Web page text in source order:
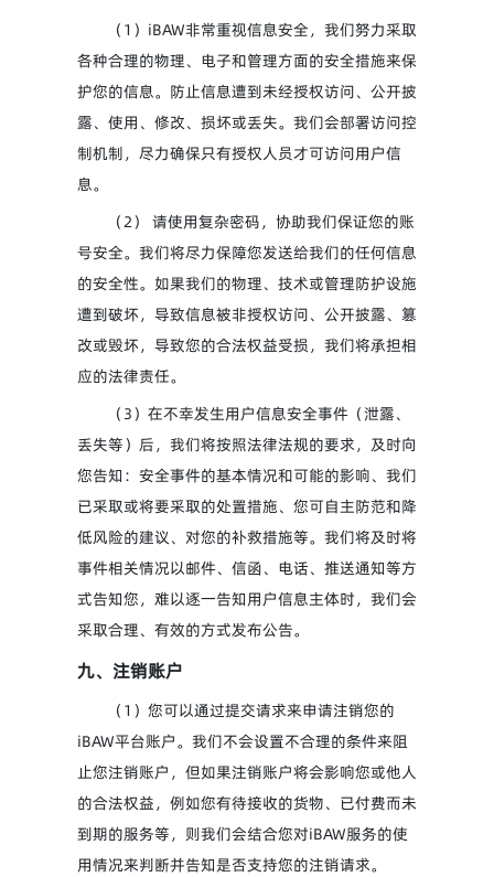
（1）iBAW非常重视信息安全，我们努力采取
各种合理的物理、电子和管理方面的安全措施来保
护您的信息。防止信息遭到未经授权访问、公开披
露、使用、修改、损坏或丢失。我们会部署访问控
制机制，尽力确保只有授权人员才可访问用户信
息。
（2） 请使用复杂密码，协助我们保证您的账
号安全。我们将尽力保障您发送给我们的任何信息
的安全性。如果我们的物理、技术或管理防护设施
遭到破坏，导致信息被非授权访问、公开披露、篡
改或毁坏，导致您的合法权益受损，我们将承担相
应的法律责任。
（3）在不幸发生用户信息安全事件（泄露、
丢失等）后，我们将按照法律法规的要求，及时向
您告知：安全事件的基本情况和可能的影响、我们
已采取或将要采取的处置措施、您可自主防范和降
低风险的建议、对您的补救措施等。我们将及时将
事件相关情况以邮件、信函、电话、推送通知等方
式告知您，难以逐一告知用户信息主体时，我们会
采取合理、有效的方式发布公告。
九、注销账户
（1）您可以通过提交请求来申请注销您的
iBAW平台账户。我们不会设置不合理的条件来阻
止您注销账户，但如果注销账户将会影响您或他人
的合法权益，例如您有待接收的货物、已付费而未
到期的服务等，则我们会结合您对iBAW服务的使
用情况来判断并告知是否支持您的注销请求。